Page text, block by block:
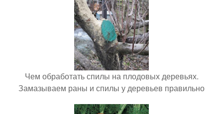
Чем обработать спилы на плодовых деревьях.
Замазываем раны и спилы у деревьев правильно